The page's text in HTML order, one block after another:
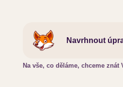
Navrhnout
Na vše, co děláme, chceme znát